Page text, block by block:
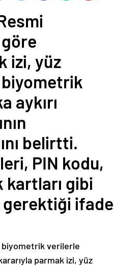
göre
izi, yüz
biyometrik
aykırı
belirtti.
PIN kodu,
kartları gibi
gerektiği ifade
biyometrik verilerle
parmak izi, yüz